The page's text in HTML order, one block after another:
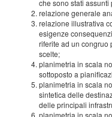
che sono stati
relazione generale
relazione illustrativa
esigenze
riferite ad un congruo
scelte;
planimetria in scala
sottoposto a
planimetria in scala
sintetica delle
delle principali